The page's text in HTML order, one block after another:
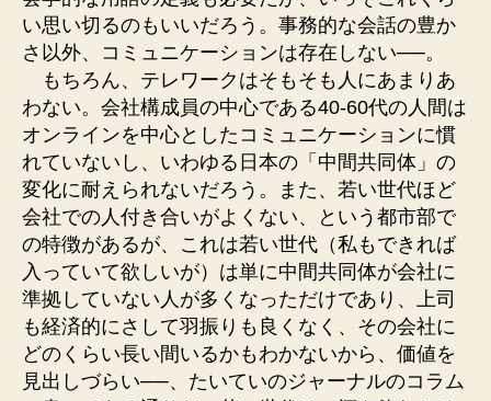
い思い切るのもいいだろう。事務的な会話の豊か
さ以外、コミュニケーションは存在しない──。
もちろん、テレワークはそもそも人にあまりあ
わない。会社構成員の中心である40-60代の人間は
オンラインを中心としたコミュニケーションに慣
れていないし、いわゆる日本の「中間共同体」の
変化に耐えられないだろう。また、若い世代ほど
会社での人付き合いがよくない、という都市部で
の特徴があるが、これは若い世代（私もできれば
入っていて欲しいが）は単に中間共同体が会社に
準拠していない人が多くなっただけであり、上司
も経済的にさして羽振りも良くなく、その会社に
どのくらい長い間いるかもわかないから、価値を
見出しづらい──、たいていのジャーナルのコラム